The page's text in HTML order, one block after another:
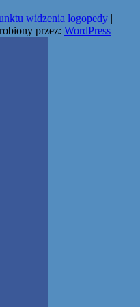
widzenia logopedy |
przez: WordPress